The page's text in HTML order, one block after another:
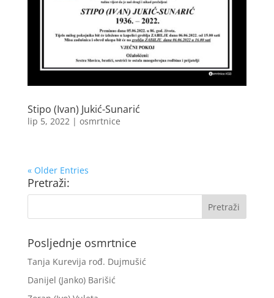
Stipo (Ivan) Jukić-Sunarić
lip 5, 2022| osmrtnice
« Older Entries
Pretraži:
Posljednje osmrtnice
Tanja Kurevija rođ. Dujmušić
Danijel (Janko) Barišić